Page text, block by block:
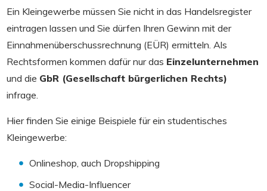
Ein Kleingewerbe müssen Sie nicht in das Handelsregister
eintragen lassen und Sie dürfen Ihren Gewinn mit der
Einnahmenüberschussrechnung (EÜR) ermitteln. Als
Rechtsformen kommen dafür nur das Einzelunternehmen
und die GbR (Gesellschaft bürgerlichen Rechts)
infrage.
Hier finden Sie einige Beispiele für ein studentisches
Kleingewerbe:
Onlineshop, auch Dropshipping
Social-Media-Influencer